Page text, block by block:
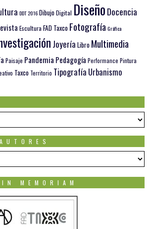
DDT 2016 DibujoDigital DiseñoDocencia
Escultura FAD Taxco Fotografía Gráfica
Joyería Libro Multimedia
Paisaje Pandemia Pedagogía Performance Pintura
Taxco Territorio Tipografía Urbanismo
IN MEMORIAM